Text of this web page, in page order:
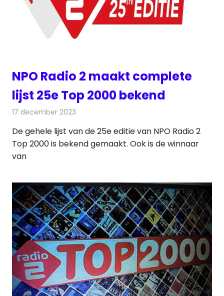
NPO Radio 2 maakt complete
lijst 25e Top 2000 bekend
17 december 2023
De gehele lijst van de 25e editie van NPO Radio 2
Top 2000 is bekend gemaakt. Ook is de winnaar
van